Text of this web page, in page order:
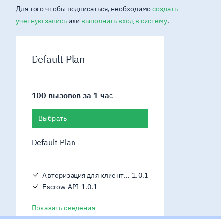
Для того чтобы подписаться, необходимосоздать
учетную запись или выполнить вход в систему.
Default Plan
100 вызовов за 1 час
Выбрать
Default Plan
Авторизация для клиентов 1.0.1
Escrow API 1.0.1
Показать сведения